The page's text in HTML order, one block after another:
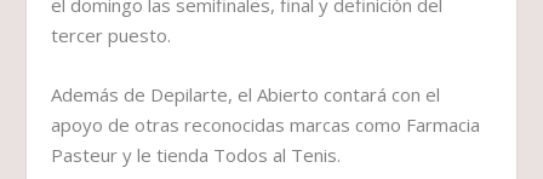
tercer puesto.
Además de Depilarte, el Abierto contará con el
apoyo de otras reconocidas marcas como Farmacia
Pasteur y le tienda Todos al Tenis.